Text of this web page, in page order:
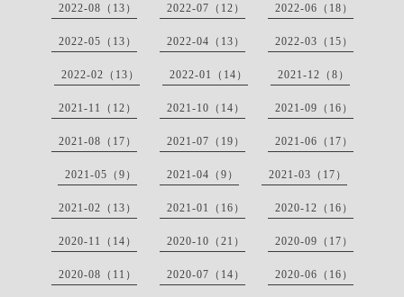
2022-08（13） 2022-07（12） 2022-06（18）
2022-05（13） 2022-04（13） 2022-03（15）
2022-02（13） 2022-01（14） 2021-12（8）
2021-11（12） 2021-10（14） 2021-09（16）
2021-08（17） 2021-07（19） 2021-06（17）
2021-05（9） 2021-04（9） 2021-03（17）
2021-02（13） 2021-01（16） 2020-12（16）
2020-11（14） 2020-10（21） 2020-09（17）
2020-08（11） 2020-07（14） 2020-06（16）